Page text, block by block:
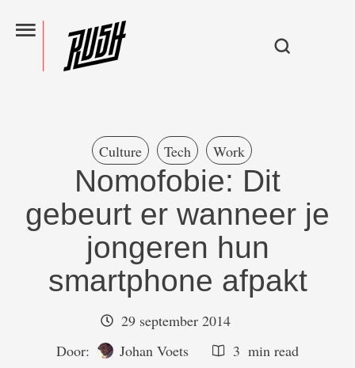
Culture Tech Work
Nomofobie: Dit
gebeurt er wanneer je
jongeren hun
smartphone afpakt
29 september 2014
Door:
Johan Voets 3 min read